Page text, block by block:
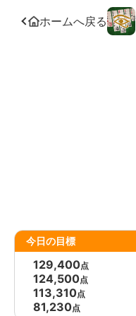
ホームへ戻る
今日の目標
129,400点
124,500点
113,310点
81,230点